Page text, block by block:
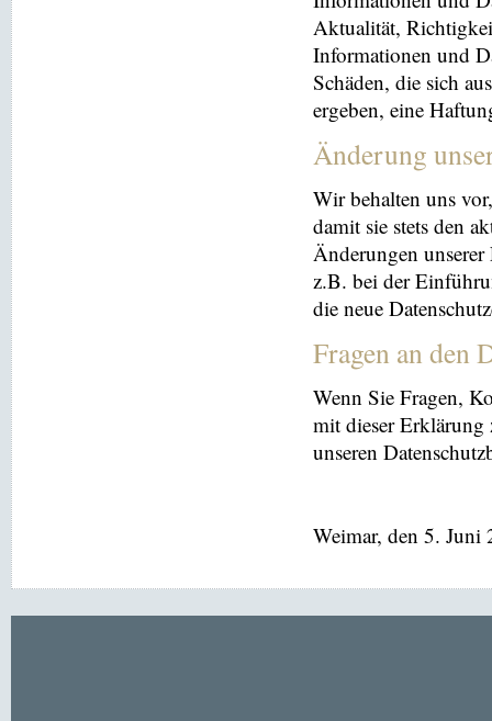
Aktualität,
Informationen und
Schäden, die sich
ergeben, eine
Änderung
Wir behalten uns
damit sie stets den
Änderungen
z.B. bei der
die neue
Fragen an den
Wenn Sie Fragen,
mit dieser Erklärung
unseren
Weimar, den 5. Juni